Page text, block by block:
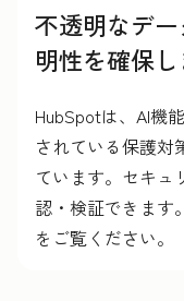
不透明なデ
明性を確保し
HubSpotは、AI機
されている保護対
ています。セキュ
認・検証できます
をご覧ください。